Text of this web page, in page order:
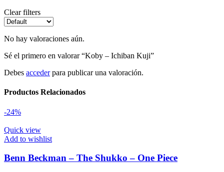
Clear filters
No hay valoraciones aún.
Sé el primero en valorar “Koby – Ichiban Kuji”
Debes accederpara publicar una valoración.
Productos Relacionados
-24%
Quick view
Add to wishlist
Benn Beckman – The Shukko – One Piece